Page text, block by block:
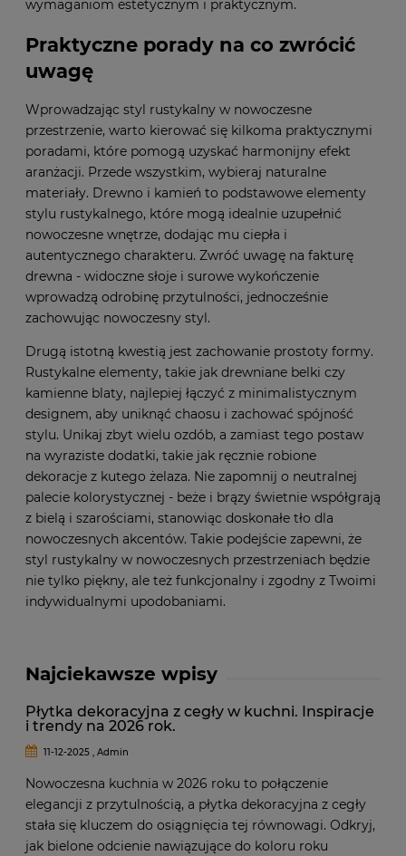
wymaganiom estetycznym i praktycznym.
Praktyczne porady na co zwrócić
uwagę
Wprowadzając styl rustykalny w nowoczesne
przestrzenie, warto kierować się kilkoma praktycznymi
poradami, które pomogą uzyskać harmonijny efekt
aranżacji. Przede wszystkim, wybieraj naturalne
materiały. Drewno i kamień to podstawowe elementy
stylu rustykalnego, które mogą idealnie uzupełnić
nowoczesne wnętrze, dodając mu ciepła i
autentycznego charakteru. Zwróć uwagę na fakturę
drewna - widoczne słoje i surowe wykończenie
wprowadzą odrobinę przytulności, jednocześnie
zachowując nowoczesny styl.
Drugą istotną kwestią jest zachowanie prostoty formy.
Rustykalne elementy, takie jak drewniane belki czy
kamienne blaty, najlepiej łączyć z minimalistycznym
designem, aby uniknąć chaosu i zachować spójność
stylu. Unikaj zbyt wielu ozdób, a zamiast tego postaw
na wyraziste dodatki, takie jak ręcznie robione
dekoracje z kutego żelaza. Nie zapomnij o neutralnej
palecie kolorystycznej - beże i brązy świetnie współgrają
z bielą i szarościami, stanowiąc doskonałe tło dla
nowoczesnych akcentów. Takie podejście zapewni, że
styl rustykalny w nowoczesnych przestrzeniach będzie
nie tylko piękny, ale też funkcjonalny i zgodny z Twoimi
indywidualnymi upodobaniami.
Najciekawsze wpisy
Płytka dekoracyjna z cegły w kuchni. Inspiracje
i trendy na 2026 rok.
11-12-2025 , Admin
Nowoczesna kuchnia w 2026 roku to połączenie
elegancji z przytulnością, a płytka dekoracyjna z cegły
stała się kluczem do osiągnięcia tej równowagi. Odkryj,
jak bielone odcienie nawiązujące do koloru roku